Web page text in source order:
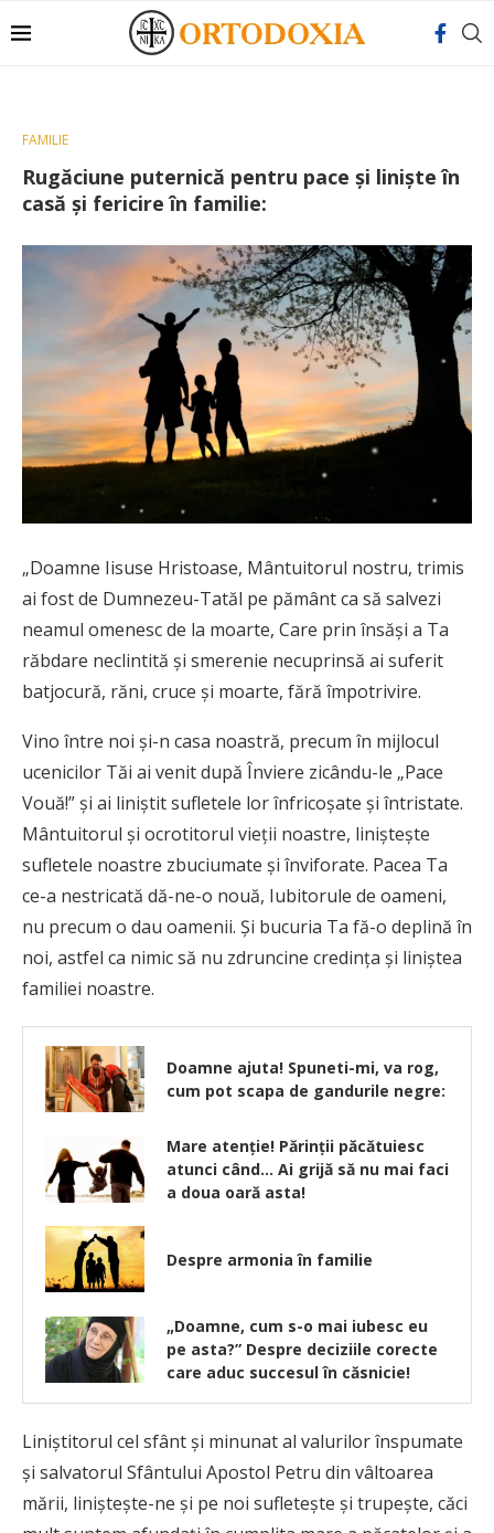
FAMILIE
Rugăciune puternică pentru pace şi linişte în
casă şi fericire în familie:
„Doamne Iisuse Hristoase, Mântuitorul nostru, trimis
ai fost de Dumnezeu-Tatăl pe pământ ca să salvezi
neamul omenesc de la moarte, Care prin însăşi a Ta
răbdare neclintită şi smerenie necuprinsă ai suferit
batjocură, răni, cruce şi moarte, fără împotrivire.
Vino între noi şi-n casa noastră, precum în mijlocul
ucenicilor Tăi ai venit după Înviere zicându-le „Pace
Vouă!” şi ai liniştit sufletele lor înfricoşate şi întristate.
Mântuitorul şi ocrotitorul vieţii noastre, linişteşte
sufletele noastre zbuciumate şi înviforate. Pacea Ta
ce-a nestricată dă-ne-o nouă, Iubitorule de oameni,
nu precum o dau oamenii. Şi bucuria Ta fă-o deplină în
noi, astfel ca nimic să nu zdruncine credinţa şi liniştea
familiei noastre.
Doamne ajuta! Spuneti-mi, va rog,
cum pot scapa de gandurile negre:
Mare atenție! Părinții păcătuiesc
atunci când… Ai grijă să nu mai faci
a doua oară asta!
Despre armonia în familie
„Doamne, cum s-o mai iubesc eu
pe asta?” Despre deciziile corecte
care aduc succesul în căsnicie!
Liniştitorul cel sfânt şi minunat al valurilor înspumate
şi salvatorul Sfântului Apostol Petru din vâltoarea
mării, linişteşte-ne şi pe noi sufleteşte şi trupeşte, căci